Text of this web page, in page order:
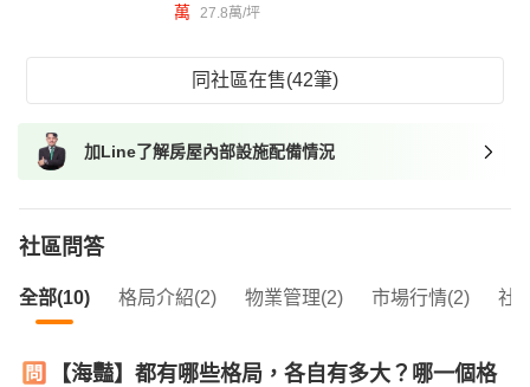
萬 27.8萬/坪
同社區在售(42筆)
加Line了解房屋內部設施配備情況
社區問答
全部(10) 格局介紹(2) 物業管理(2) 市場行情(2) 社
【海豔】都有哪些格局，各自有多大？哪一個格